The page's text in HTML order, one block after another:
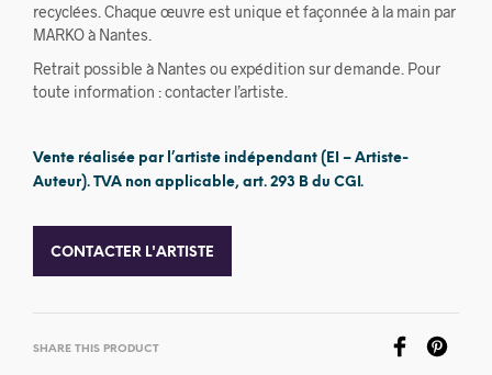
recyclées. Chaque œuvre est unique et façonnée à la main par
MARKO à Nantes.
Retrait possible à Nantes ou expédition sur demande. Pour
toute information : contacter l’artiste.
Vente réalisée par l’artiste indépendant (EI – Artiste-
Auteur). TVA non applicable, art. 293 B du CGI.
CONTACTER L'ARTISTE
SHARE THIS PRODUCT